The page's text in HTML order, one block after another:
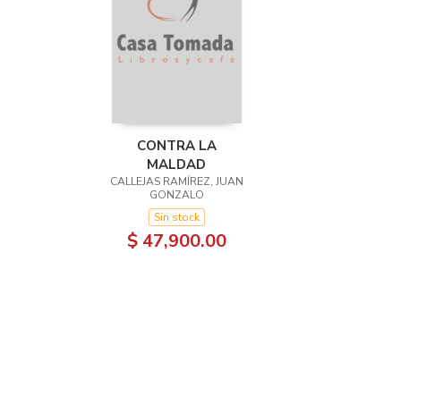
CONTRA LA
MALDAD
CALLEJAS RAMÍREZ, JUAN
GONZALO
Sin stock
$ 47,900.00